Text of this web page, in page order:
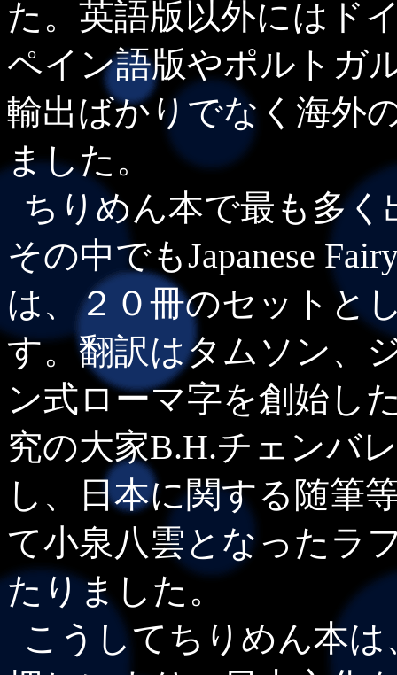
た。英語版以外にはド
ペイン語版やポルトガ
輸出ばかりでなく海外
ました。
ちりめん本で最も多
その中でもJapanese
は、２０冊のセットと
す。翻訳はタムソン、
ン式ローマ字を創始し
究の大家B.H.チェンバ
し、日本に関する随筆
て小泉八雲となったラ
たりました。
こうしてちりめん本